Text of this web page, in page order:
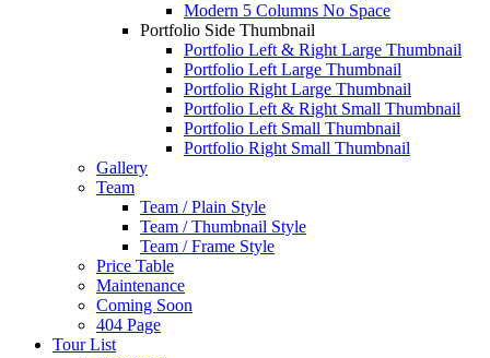
Modern 5 Columns No Space
Portfolio Side Thumbnail
Portfolio Left & Right Large Thumbnail
Portfolio Left Large Thumbnail
Portfolio Right Large Thumbnail
Portfolio Left & Right Small Thumbnail
Portfolio Left Small Thumbnail
Portfolio Right Small Thumbnail
Gallery
Team
Team / Plain Style
Team / Thumbnail Style
Team / Frame Style
Price Table
Maintenance
Coming Soon
404 Page
Tour List